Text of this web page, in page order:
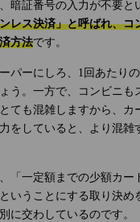
暗証番号の入力が不要と
レス決済」と呼ばれ、コ
方法です。
パーにしろ、1回あたり
う。一方で、コンビニも
ても混雑しますから、カ
をしていると、より混雑
「一定額までの少額カー
いうことにする取り決め
に交わしているのです。